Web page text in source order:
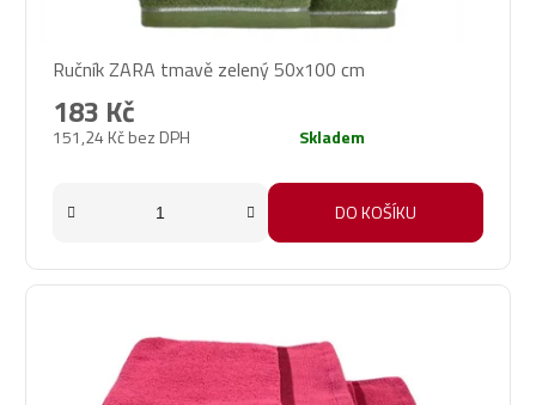
Ručník ZARA tmavě zelený 50x100 cm
151,24 Kč bez DPH
183 Kč
Skladem
DO KOŠÍKU